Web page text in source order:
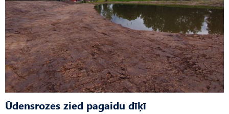
Ūdensrozes zied pagaidu dīķī